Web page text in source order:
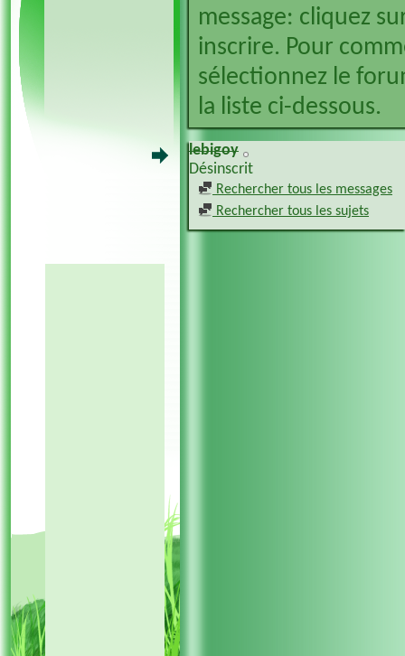
message: cliquez
inscrire. Pour
sélectionnez le
la liste ci-dessous.
lebigoy
Désinscrit
Rechercher tous les messages
Rechercher tous les sujets